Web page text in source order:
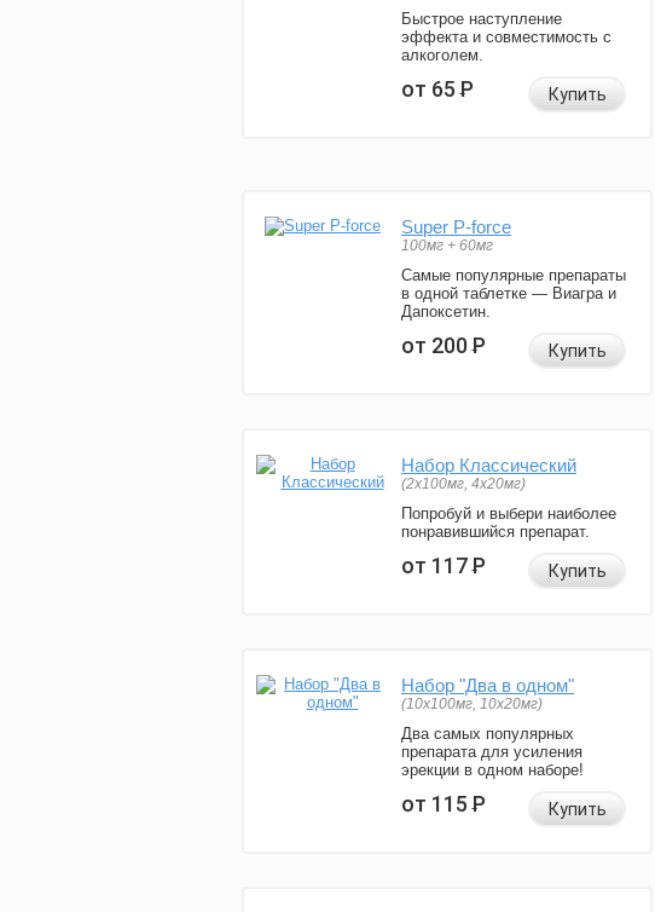
Быстрое наступление
эффекта и совместимость с
алкоголем.
от 65Р Купить
Super P-force
100мг + 60мг
Самые популярные препараты
в одной таблетке — Виагра и
Дапоксетин.
от 200Р Купить
Набор Классический
(2x100мг, 4x20мг)
Попробуй и выбери наиболее
понравившийся препарат.
от 117Р Купить
Набор "Два в одном"
(10x100мг, 10x20мг)
Два самых популярных
препарата для усиления
эрекции в одном наборе!
от 115Р Купить